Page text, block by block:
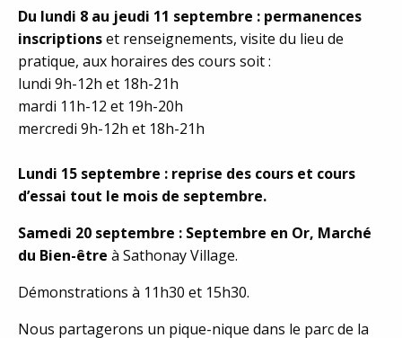
Du lundi 8 au jeudi 11 septembre : permanences
inscriptionset renseignements, visite du lieu de
pratique, aux horaires des cours soit :
lundi 9h-12h et 18h-21h
mardi 11h-12 et 19h-20h
mercredi 9h-12h et 18h-21h
Lundi 15 septembre : reprise des cours et cours
d’essai tout le mois de septembre.
Samedi 20 septembre : Septembre en Or, Marché
du Bien-être à Sathonay Village.
Démonstrations à 11h30 et 15h30.
Nous partagerons un pique-nique dans le parc de la